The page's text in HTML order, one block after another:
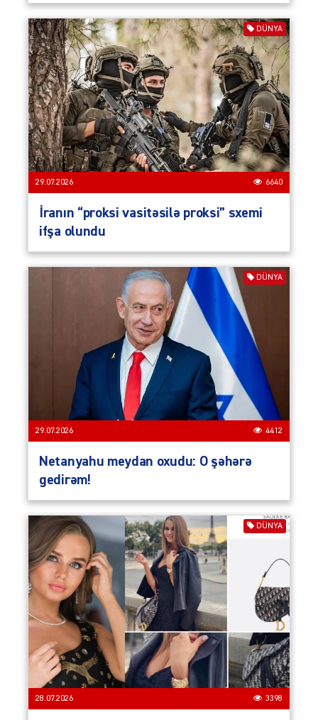
DÜNYA
29.07.2026 6640
İranın “proksi vasitəsilə proksi” sxemi
ifşa olundu
DÜNYA
29.07.2026 4412
Netanyahu meydan oxudu: O şəhərə
gedirəm!
DÜNYA
28.07.2026 3398